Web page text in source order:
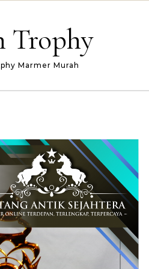
Trophy
Marmer Murah